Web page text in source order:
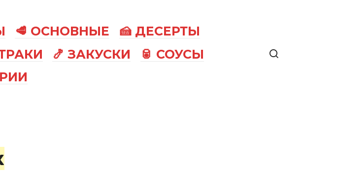
🥩 ОСНОВНЫЕ
🍰 ДЕСЕРТЫ
🍤 ЗАКУСКИ
🥫 СОУСЫ